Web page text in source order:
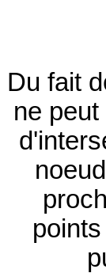
Du fait
ne